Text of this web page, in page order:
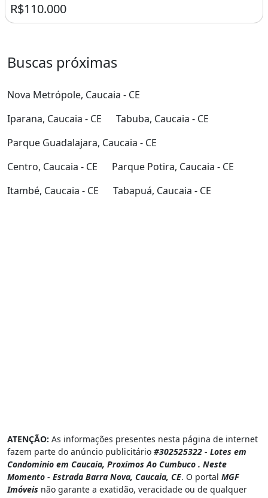
R$110.000
Buscas próximas
Nova Metrópole, Caucaia - CE
Iparana, Caucaia - CE
Tabuba, Caucaia - CE
Parque Guadalajara, Caucaia - CE
Centro, Caucaia - CE
Parque Potira, Caucaia - CE
Itambé, Caucaia - CE
Tabapuá, Caucaia - CE
ATENÇÃO: As informações presentes nesta página de internet
fazem parte do anúncio publicitário #302525322 - Lotes em
Condominio em Caucaia, Proximos Ao Cumbuco . Neste
Momento - Estrada Barra Nova, Caucaia, CE. O portal MGF
Imóveis não garante a exatidão, veracidade ou de qualquer